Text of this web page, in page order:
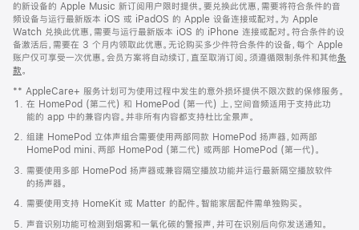
页
脚
的新设备的 Apple Music 新订阅用户限时提供。要兑换此优惠，需要将符合条件的音
频设备与运行最新版本 iOS 或 iPadOS 的 Apple 设备连接或配对。为 Apple
Watch 兑换此优惠，需要与运行最新版本 iOS 的 iPhone 连接或配对。符合条件的设
备激活后，需要在 3 个月内领取此优惠。无论购买多少件符合条件的设备，每个 Apple
账户仅可享受一次优惠。会员方案将自动续订，直至取消订阅。须遵循限制条件和其他条
款。
窗
口
中
打
开)
** AppleCare+ 服务计划可为使用过程中发生的意外损坏提供不限次数的保修服务。
在 HomePod (第二代) 和 HomePod (第一代) 上，空间音频适用于支持此功
能的 app 中的兼容内容。并非所有内容都支持杜比全景声。
组建 HomePod 立体声组合需要使用两部同款 HomePod 扬声器，如两部
HomePod mini、两部 HomePod (第二代) 或两部 HomePod (第一代)。
需要使用多部 HomePod 扬声器或兼容隔空播放功能并运行最新隔空播放软件
的扬声器。
需要使用支持 HomeKit 或 Matter 的配件。智能家居配件需单独购买。
声音识别功能可检测到烟雾和一氧化碳的警报声，并可在识别后向你发送通知。